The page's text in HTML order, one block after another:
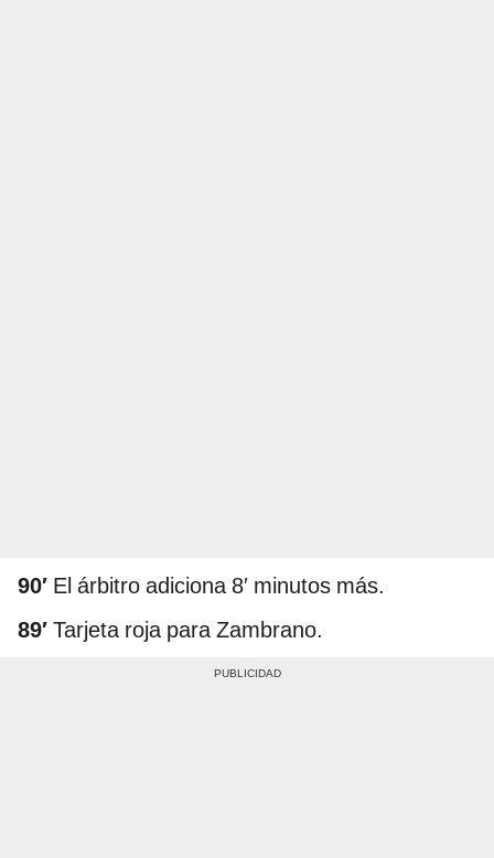
90′ El árbitro adiciona 8′ minutos más.
89′ Tarjeta roja para Zambrano.